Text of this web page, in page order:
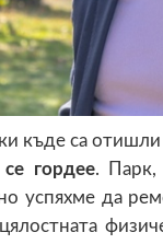
къде са
гордее. Парк,
успяхме да